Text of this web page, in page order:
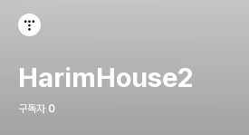
HarimHouse2
구독자 0